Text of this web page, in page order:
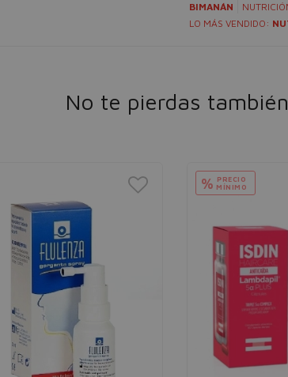
BIMANÁN
LO MÁS VENDIDO:
No te pierdas también
% PRECIO
MÍNIMO